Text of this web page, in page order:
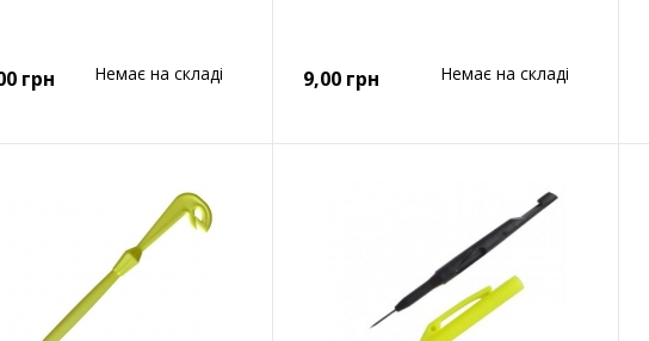
грн Немає на складі 9,00 грн Немає на складі